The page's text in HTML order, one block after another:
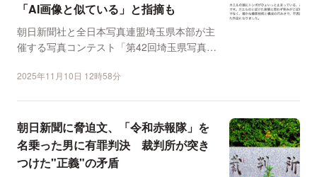
「AI画像と似ている」と指摘も
朝日新聞社と全日本写真連盟埼玉県本部が主
催する写真コンテスト「第42回埼玉県写真サ
2025年11月10日 12時58分
朝日新聞に脅迫文、「令和赤報隊」を
名乗った男に有罪判決 裁判所が突き
つけた"正義"の矛盾